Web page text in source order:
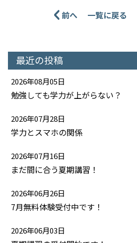
前へ 一覧に戻る
最近の投稿
2026年08月05日
勉強しても学力が上がらない？
2026年07月28日
学力とスマホの関係
2026年07月16日
まだ間に合う夏期講習！
2026年06月26日
7月無料体験受付中です！
2026年06月03日